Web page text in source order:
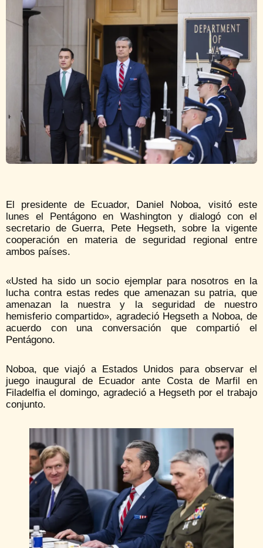
El presidente de Ecuador, Daniel Noboa, visitó este
lunes el Pentágono en Washington y dialogó con el
secretario de Guerra, Pete Hegseth, sobre la vigente
cooperación en materia de seguridad regional entre
ambos países.
«Usted ha sido un socio ejemplar para nosotros en la
lucha contra estas redes que amenazan su patria, que
amenazan la nuestra y la seguridad de nuestro
hemisferio compartido», agradeció Hegseth a Noboa, de
acuerdo con una conversación que compartió el
Pentágono.
Noboa, que viajó a Estados Unidos para observar el
juego inaugural de Ecuador ante Costa de Marfil en
Filadelfia el domingo, agradeció a Hegseth por el trabajo
conjunto.